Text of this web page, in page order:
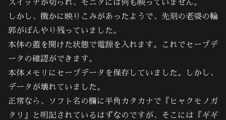
スイッチが切られ、モニタには何も映っていません。
しかし、微かに映りこみがあったようで、先刻の老婆の輪
郭がぼんやり残っていました。
本体の蓋を開けた状態で電源を入れます。これでセーブデ
ータの確認ができます。
本体メモリにセーブデータを保存していました。しかし、
データが壊れていました。
正常なら、ソフト名の欄に半角カタカナで『ヒャクモノガ
タリ』と明記されているはずなのですが、そこには『ギギ